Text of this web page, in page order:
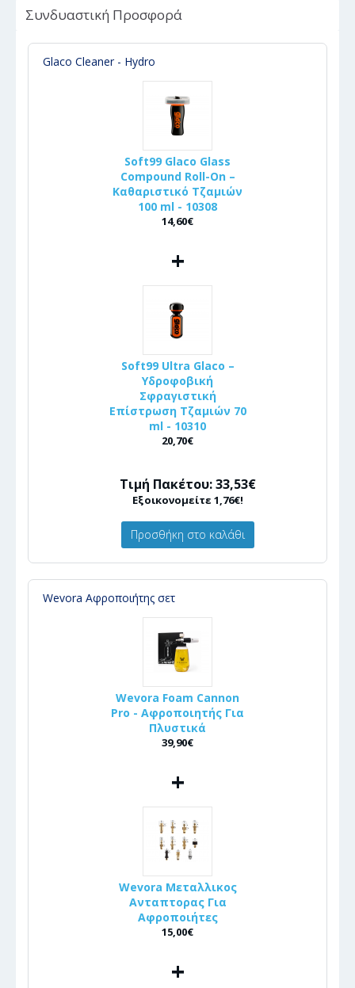
Συνδυαστική Προσφορά
Glaco Cleaner - Hydro
Soft99 Glaco Glass
Compound Roll-On –
Καθαριστικό Τζαμιών
100 ml - 10308
14,60€
+
Soft99 Ultra Glaco –
Υδροφοβική
Σφραγιστική
Επίστρωση Τζαμιών 70
ml - 10310
20,70€
Τιμή Πακέτου: 33,53€
Εξοικονομείτε 1,76€!
Προσθήκη στο καλάθι
Wevora Αφροποιήτης σετ
Wevora Foam Cannon
Pro - Αφροποιητής Για
Πλυστικά
39,90€
+
Wevora Μεταλλικος
Ανταπτορας Για
Αφροποιήτες
15,00€
+